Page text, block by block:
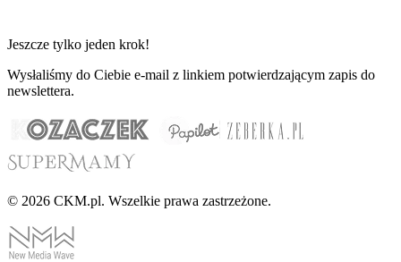
Jeszcze tylko jeden krok!
Wysłaliśmy do Ciebie e-mail z linkiem potwierdzającym zapis do
newslettera.
© 2026 CKM.pl. Wszelkie prawa zastrzeżone.